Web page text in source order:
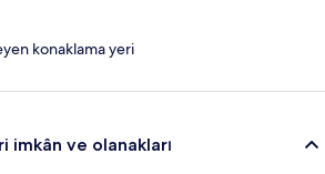
konaklama yeri
imkân ve olanakları